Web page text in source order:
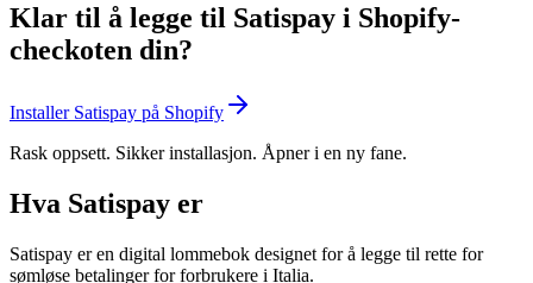
Klar til å legge til Satispay i Shopify-
checkoten din?
Installer Satispay på Shopify
Rask oppsett. Sikker installasjon. Åpner i en ny fane.
Hva Satispay er
Satispay er en digital lommebok designet for å legge til rette for
sømløse betalinger for forbrukere i Italia.